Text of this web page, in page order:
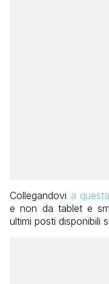
Collegandovi a
e non da tablet e
ultimi posti disponibili